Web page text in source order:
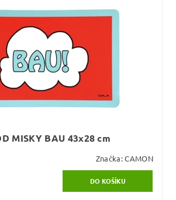
MISKY BAU 43x28 cm
Značka:CAMON